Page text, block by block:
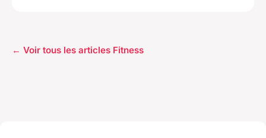
← Voir tous les articles Fitness